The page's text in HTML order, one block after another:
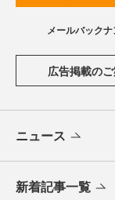
メールバック
広告掲載の
ニュース
新着記事一覧